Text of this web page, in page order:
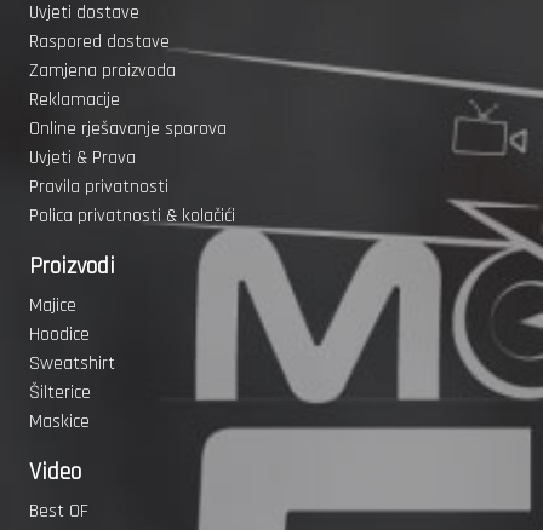
Uvjeti dostave
Raspored dostave
Zamjena proizvoda
Reklamacije
Online rješavanje sporova
Uvjeti & Prava
Pravila privatnosti
Polica privatnosti & kolačići
Proizvodi
Majice
Hoodice
Sweatshirt
Šilterice
Maskice
Video
Best OF